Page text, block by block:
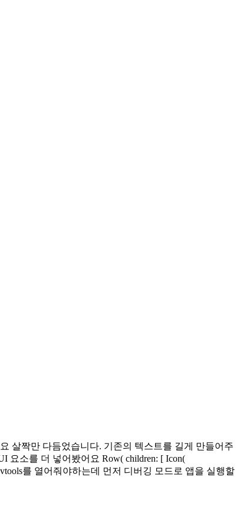
살짝만 다듬었습니다. 기존의 텍스트를 길게 만들어주
요소를 더 넣어봤어요 Row( children: [ Icon(
를 열어줘야하는데 먼저 디버깅 모드로 앱을 실행할